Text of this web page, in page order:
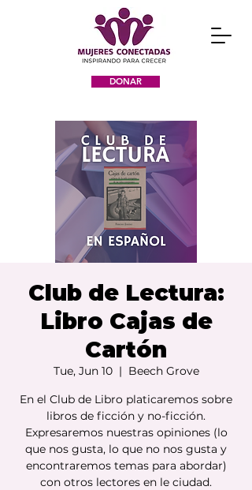
DONAR
Club de Lectura:
Libro Cajas de
Cartón
Tue, Jun 10
  |
Beech Grove
En el Club de Libro platicaremos sobre
libros de ficción y no-ficción.
Expresaremos nuestras opiniones (lo
que nos gusta, lo que no nos gusta y
encontraremos temas para abordar)
con otros lectores en le ciudad.